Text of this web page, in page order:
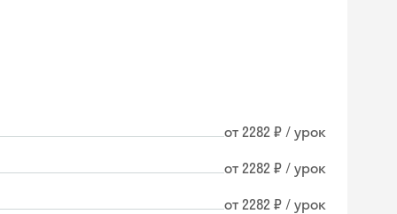
от 2282 ₽ / урок
от 2282 ₽ / урок
от 2282 ₽ / урок